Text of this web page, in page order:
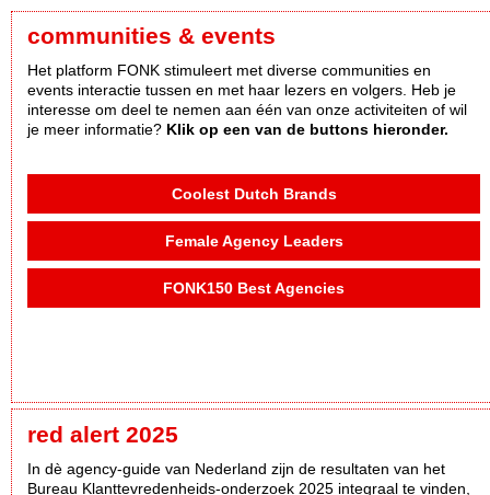
communities & events
Het platform FONK stimuleert met diverse communities en
events interactie tussen en met haar lezers en volgers. Heb je
interesse om deel te nemen aan één van onze activiteiten of wil
je meer informatie? Klik op een van de buttons hieronder.
Coolest Dutch Brands
Female Agency Leaders
FONK150 Best Agencies
red alert 2025
In dè agency-guide van Nederland zijn de resultaten van het
Bureau Klanttevredenheids-onderzoek 2025 integraal te vinden,